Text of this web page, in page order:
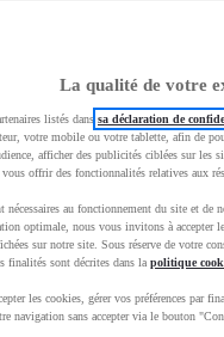
Services
La qualité de votre
listés dans sa déclaration de
votre mobile ou votre tablette, afin de
afficher des publicités ciblées sur les
offrir des fonctionnalités relatives aux
nécessaires au fonctionnement du site et de
optimale, nous vous invitons à accepter
sur notre site. Sous réserve de votre
finalités sont décrites dans la politique
les cookies, gérer vos préférences par
navigation sans accepter via le bouton